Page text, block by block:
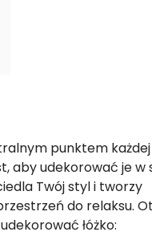
punktem każdej
aby udekorować je w
Twój styl i tworzy
do relaksu.
łóżko: